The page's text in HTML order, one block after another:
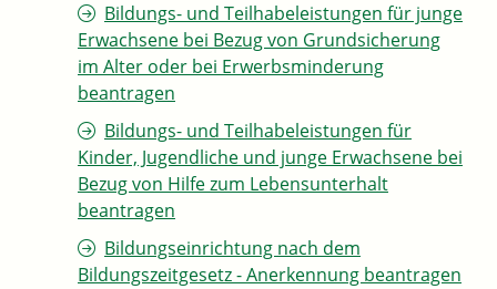
Bildungs- und Teilhabeleistungen für junge
Erwachsene bei Bezug von Grundsicherung
im Alter oder bei Erwerbsminderung
beantragen
Bildungs- und Teilhabeleistungen für
Kinder, Jugendliche und junge Erwachsene bei
Bezug von Hilfe zum Lebensunterhalt
beantragen
Bildungseinrichtung nach dem
Bildungszeitgesetz - Anerkennung beantragen